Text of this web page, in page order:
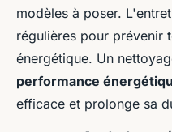
modèles à poser.
régulières pour prévenir
énergétique. Un
performance
efficace et prolonge sa